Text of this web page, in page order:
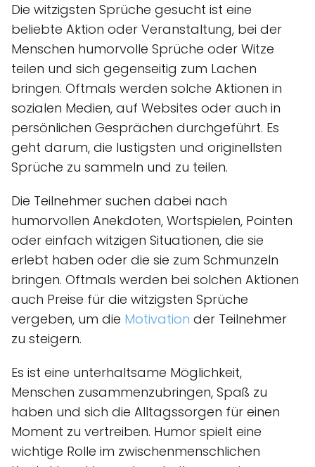
Die witzigsten Sprüche gesucht ist eine
beliebte Aktion oder Veranstaltung, bei der
Menschen humorvolle Sprüche oder Witze
teilen und sich gegenseitig zum Lachen
bringen. Oftmals werden solche Aktionen in
sozialen Medien, auf Websites oder auch in
persönlichen Gesprächen durchgeführt. Es
geht darum, die lustigsten und originellsten
Sprüche zu sammeln und zu teilen.
Die Teilnehmer suchen dabei nach
humorvollen Anekdoten, Wortspielen, Pointen
oder einfach witzigen Situationen, die sie
erlebt haben oder die sie zum Schmunzeln
bringen. Oftmals werden bei solchen Aktionen
auch Preise für die witzigsten Sprüche
vergeben, um die Motivation der Teilnehmer
zu steigern.
Es ist eine unterhaltsame Möglichkeit,
Menschen zusammenzubringen, Spaß zu
haben und sich die Alltagssorgen für einen
Moment zu vertreiben. Humor spielt eine
wichtige Rolle im zwischenmenschlichen